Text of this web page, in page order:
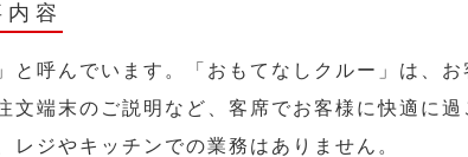
容
呼んでいます。「おもてなしクルー」は、お
端末のご説明など、客席でお客様に快適に過
ジやキッチンでの業務はありません。